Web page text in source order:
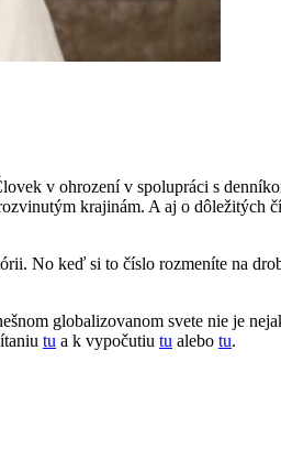
v ohrození v spolupráci s
krajinám. A aj o dôležitých
No keď si to číslo rozmeníte na
globalizovanom svete nie je
tu a k vypočutiu tu alebo tu.